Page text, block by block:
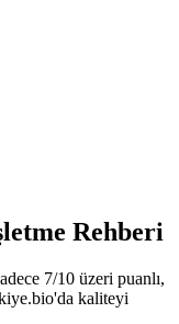
Rehberi
7/10 üzeri puanlı,
kaliteyi